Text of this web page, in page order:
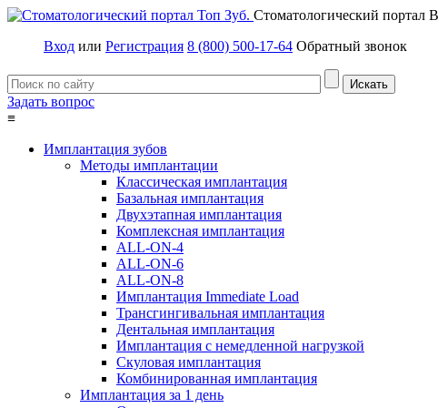
Стоматологический портал
Вход или Регистрация 8 (800) 500-17-64 Обратный звонок
Задать вопрос
≡
Имплантация зубов
Методы имплантации
Классическая имплантация
Базальная имплантация
Двухэтапная имплантация
Комплексная имплантация
ALL-ON-4
ALL-ON-6
ALL-ON-8
Имплантация Immediate Load
Трансгингивальная имплантация
Дентальная имплантация
Имплантация с немедленной нагрузкой
Скуловая имплантация
Комбинированная имплантация
Имплантация за 1 день